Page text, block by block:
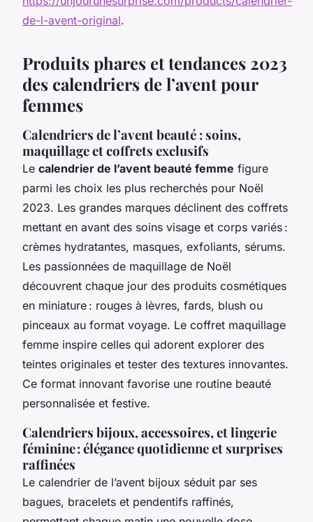
de-l-avent-original.
Produits phares et tendances 2023
des calendriers de l’avent pour
femmes
Calendriers de l’avent beauté : soins,
maquillage et coffrets exclusifs
Le calendrier de l’avent beauté femme figure
parmi les choix les plus recherchés pour Noël
2023. Les grandes marques déclinent des coffrets
mettant en avant des soins visage et corps variés :
crèmes hydratantes, masques, exfoliants, sérums.
Les passionnées de maquillage de Noël
découvrent chaque jour des produits cosmétiques
en miniature : rouges à lèvres, fards, blush ou
pinceaux au format voyage. Le coffret maquillage
femme inspire celles qui adorent explorer des
teintes originales et tester des textures innovantes.
Ce format innovant favorise une routine beauté
personnalisée et festive.
Calendriers bijoux, accessoires, et lingerie
féminine : élégance quotidienne et surprises
raffinées
Le calendrier de l’avent bijoux séduit par ses
bagues, bracelets et pendentifs raffinés,